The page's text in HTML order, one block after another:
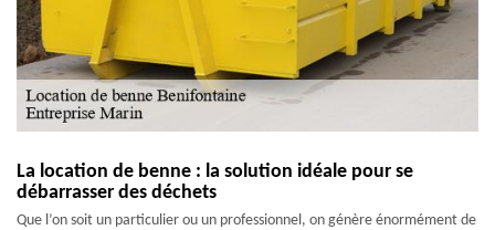
La location de benne : la solution idéale pour se
débarrasser des déchets
Que l’on soit un particulier ou un professionnel, on génère énormément de